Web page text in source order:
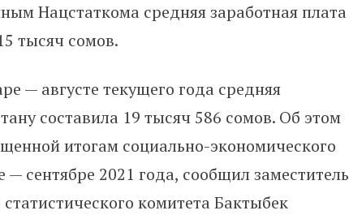
Нацстаткома средняя заработная плата
тысяч сомов.
— августе текущего года средняя
составила 19 тысяч 586 сомов. Об этом
итогам социально-экономического
— сентябре 2021 года, сообщил заместитель
комитета Бактыбек